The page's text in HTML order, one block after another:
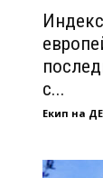
с...
Екип на